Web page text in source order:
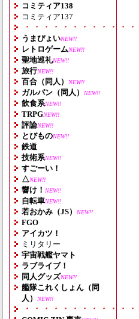
コミティア138
コミティア137
・・・・・・・・・・・
うまぴょいNEW!!
レトロゲームNEW!!
聖地巡礼NEW!!
旅行NEW!!
百合（同人） NEW!!
ガルパン（同人） NEW!!
飲食系NEW!!
TRPGNEW!!
評論NEW!!
とびものNEW!!
鉄道
技術系NEW!!
すごーい！
△NEW!!
響け！ NEW!!
自転車NEW!!
若おかみ（JS） NEW!!
FGO
アイカツ！
ミリタリー
宇宙戦艦ヤマト
ラブライブ！
同人グッズNEW!!
艦隊これくしょん（同
人）
NEW!!
・・・・・・・・・・・